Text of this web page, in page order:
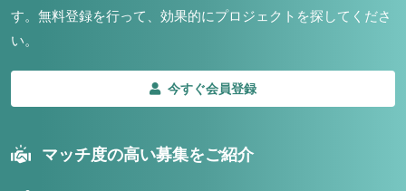
す。 無料登録を行って、効果的にプロジェクトを探してくださ
い。
今すぐ会員登録
マッチ度の高い募集をご紹介